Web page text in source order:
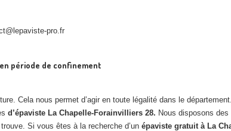
pro.fr
période de confinement
Cela nous permet d’agir en toute légalité dans le
d’épaviste La Chapelle-Forainvilliers 28. Nous disposons
Si vous êtes à la recherche d’un épaviste gratuit à La